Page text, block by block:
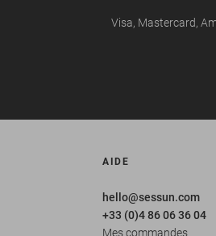
Visa, Mastercard,
AIDE
hello@sessun.com
+33 (0)4 86 06 36 04
Mes commandes